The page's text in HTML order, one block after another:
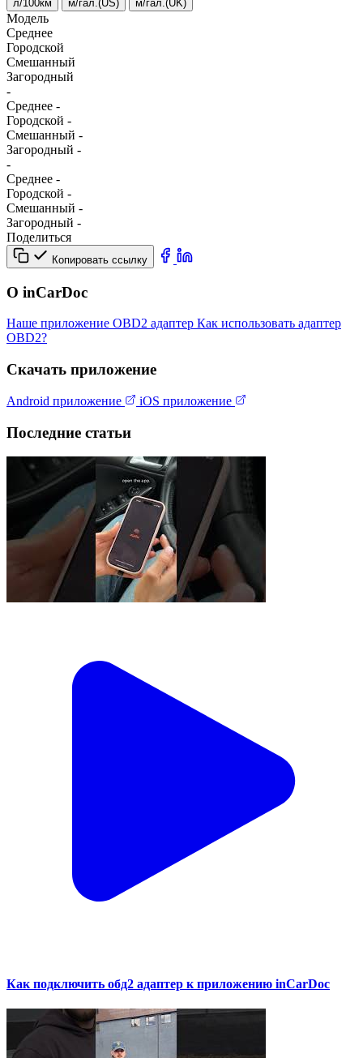
л/100км м/гал.(US) м/гал.(UK)
Модель
Среднее
Городской
Смешанный
Загородный
-
Среднее -
Городской -
Смешанный -
Загородный -
-
Среднее -
Городской -
Смешанный -
Загородный -
Поделиться
Копировать ссылку
О inCarDoc
Наше приложение OBD2 адаптер Как использовать адаптер
OBD2?
Скачать приложение
Android приложение iOS приложение
Последние статьи
Как подключить обд2 адаптер к приложению inCarDoc